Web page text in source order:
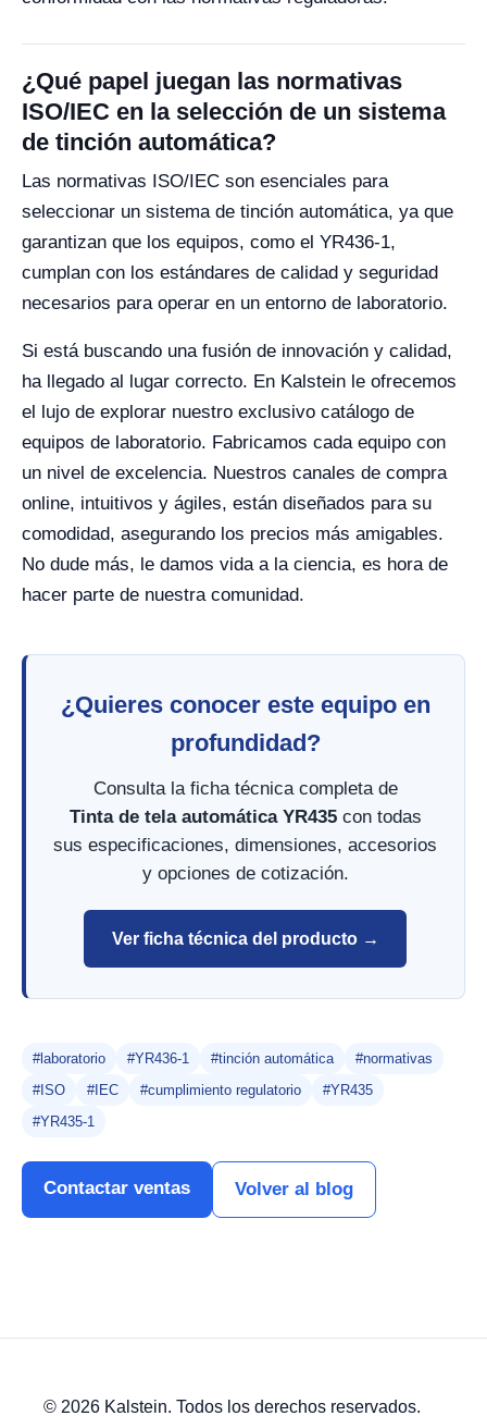
¿Qué papel juegan las normativas
ISO/IEC en la selección de un sistema
de tinción automática?
Las normativas ISO/IEC son esenciales para
seleccionar un sistema de tinción automática, ya que
garantizan que los equipos, como el YR436-1,
cumplan con los estándares de calidad y seguridad
necesarios para operar en un entorno de laboratorio.
Si está buscando una fusión de innovación y calidad,
ha llegado al lugar correcto. En Kalstein le ofrecemos
el lujo de explorar nuestro exclusivo catálogo de
equipos de laboratorio. Fabricamos cada equipo con
un nivel de excelencia. Nuestros canales de compra
online, intuitivos y ágiles, están diseñados para su
comodidad, asegurando los precios más amigables.
No dude más, le damos vida a la ciencia, es hora de
hacer parte de nuestra comunidad.
¿Quieres conocer este equipo en
profundidad?
Consulta la ficha técnica completa de
Tinta de tela automática YR435con todas
sus especificaciones, dimensiones, accesorios
y opciones de cotización.
Ver ficha técnica del producto →
#laboratorio #YR436-1 #tinción automática
#normativas
#ISO
#IEC #cumplimiento regulatorio
#YR435
#YR435-1
Contactar ventas Volver al blog
© 2026 Kalstein. Todos los derechos reservados.